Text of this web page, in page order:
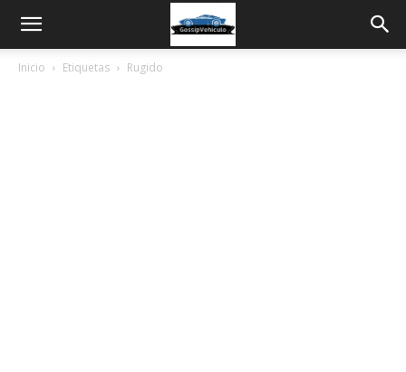
Inicio Etiquetas Rugido